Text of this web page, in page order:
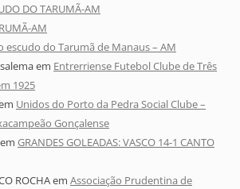
DO TARUMÃ-AM
AM
escudo do Tarumã de Manaus – AM
em Entrerriense Futebol Clube de Três
1925
Unidos do Porto da Pedra Social Clube –
Gonçalense
em GRANDES GOLEADAS: VASCO 14-1 CANTO
ROCHAem Associação Prudentina de